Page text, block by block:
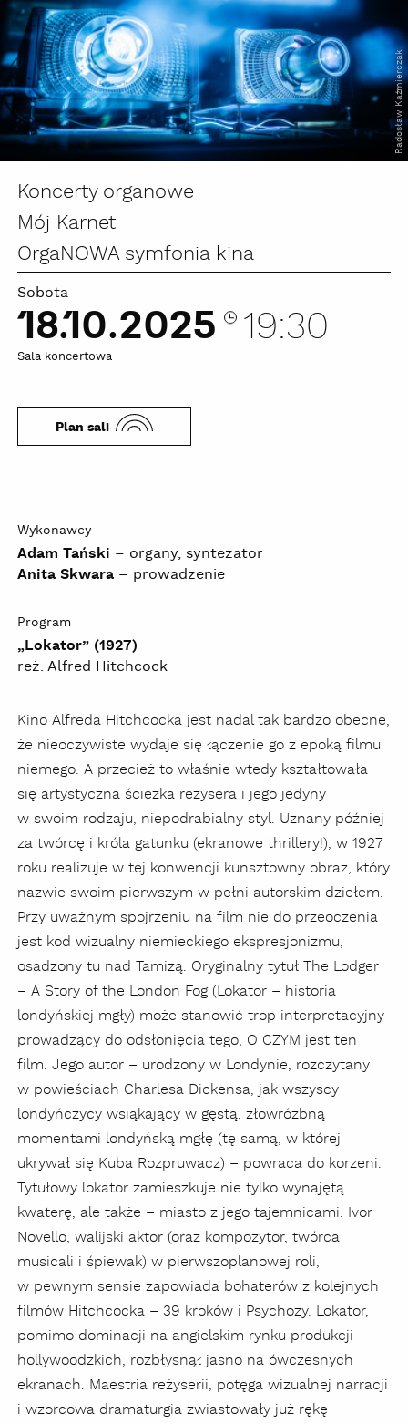
Koncerty organowe
Mój Karnet
OrgaNOWA symfonia kina
Sobota
18.10.2025 19:30
Sala koncertowa
Plan sali
Radosław Kaźmierczak
Wykonawcy
Adam Tański – organy, syntezator
Anita Skwara – prowadzenie
Program
„Lokator” (1927)
reż. Alfred Hitchcock
Kino Alfreda Hitchcocka jest nadal tak bardzo obecne,
że nieoczywiste wydaje się łączenie go z epoką filmu
niemego. A przecież to właśnie wtedy kształtowała
się artystyczna ścieżka reżysera i jego jedyny
w swoim rodzaju, niepodrabialny styl. Uznany później
za twórcę i króla gatunku (ekranowe thrillery!), w 1927
roku realizuje w tej konwencji kunsztowny obraz, który
nazwie swoim pierwszym w pełni autorskim dziełem.
Przy uważnym spojrzeniu na film nie do przeoczenia
jest kod wizualny niemieckiego ekspresjonizmu,
osadzony tu nad Tamizą. Oryginalny tytuł The Lodger
– A Story of the London Fog (Lokator – historia
londyńskiej mgły) może stanowić trop interpretacyjny
prowadzący do odsłonięcia tego, O CZYM jest ten
film. Jego autor – urodzony w Londynie, rozczytany
w powieściach Charlesa Dickensa, jak wszyscy
londyńczycy wsiąkający w gęstą, złowróżbną
momentami londyńską mgłę (tę samą, w której
ukrywał się Kuba Rozpruwacz) – powraca do korzeni.
Tytułowy lokator zamieszkuje nie tylko wynajętą
kwaterę, ale także – miasto z jego tajemnicami. Ivor
Novello, walijski aktor (oraz kompozytor, twórca
musicali i śpiewak) w pierwszoplanowej roli,
w pewnym sensie zapowiada bohaterów z kolejnych
filmów Hitchcocka – 39 kroków i Psychozy. Lokator,
pomimo dominacji na angielskim rynku produkcji
hollywoodzkich, rozbłysnął jasno na ówczesnych
ekranach. Maestria reżyserii, potęga wizualnej narracji
i wzorcowa dramaturgia zwiastowały już rękę